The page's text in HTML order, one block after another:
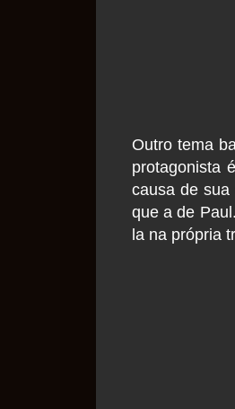
Outro tema
protagonista
causa de
que a de
la na própria